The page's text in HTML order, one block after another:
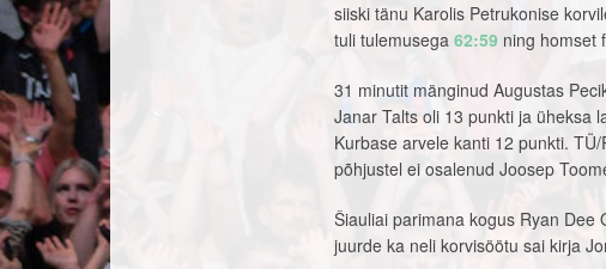
siiski tänu Karolis Petrukonise
tuli tulemusega 62:59 ning homset
31 minutit mänginud Augustas
Janar Talts oli 13 punkti ja üheksa
Kurbase arvele kanti 12 punkti.
põhjustel ei osalenud Joosep
Šiauliai parimana kogus Ryan Dee
juurde ka neli korvisöötu sai kirja